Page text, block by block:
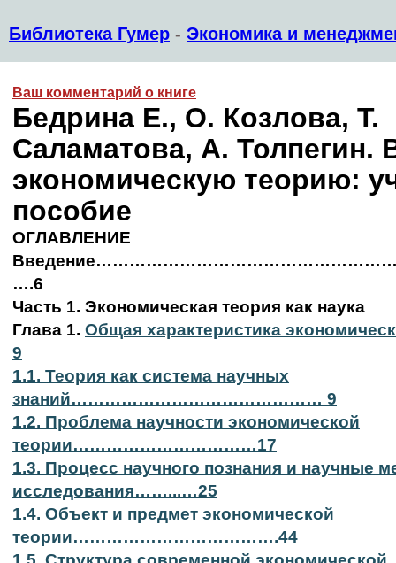
Библиотека Гумер - Экономика и
Ваш комментарий о книге
Бедрина Е., О. Козлова, Т.
Саламатова, А. Толпегин.
экономическую теорию:
пособие
ОГЛАВЛЕНИЕ
….6
Часть 1. Экономическая теория как наука
Глава 1. Общая характеристика
9
1.1. Теория как система научных
знаний……………………………………… 9
1.2. Проблема научности экономической
теории……………………………17
1.3. Процесс научного познания и научные
исследования……...…25
1.4. Объект и предмет экономической
теории……………………………….44